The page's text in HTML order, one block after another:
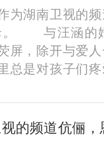
为湖南卫视的
。 与汪涵的
屏，除开与爱
总是对孩子们
频道伉俪，